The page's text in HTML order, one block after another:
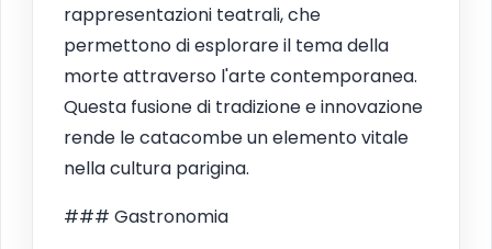
rappresentazioni teatrali, che
permettono di esplorare il tema della
morte attraverso l'arte contemporanea.
Questa fusione di tradizione e innovazione
rende le catacombe un elemento vitale
nella cultura parigina.
### Gastronomia